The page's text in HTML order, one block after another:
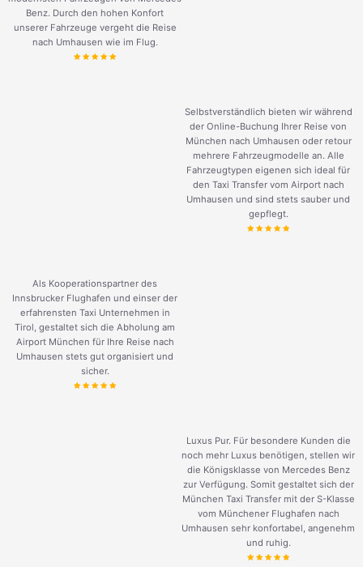
Benz. Durch den hohen Konfort
unserer Fahrzeuge vergeht die Reise
nach Umhausen wie im Flug.
Selbstverständlich bieten wir während
der Online-Buchung Ihrer Reise von
München nach Umhausen oder retour
mehrere Fahrzeugmodelle an. Alle
Fahrzeugtypen eigenen sich ideal für
den Taxi Transfer vom Airport nach
Umhausen und sind stets sauber und
gepflegt.
Als Kooperationspartner des
Innsbrucker Flughafen und einser der
erfahrensten Taxi Unternehmen in
Tirol, gestaltet sich die Abholung am
Airport München für Ihre Reise nach
Umhausen stets gut organisiert und
sicher.
Luxus Pur. Für besondere Kunden die
noch mehr Luxus benötigen, stellen wir
die Königsklasse von Mercedes Benz
zur Verfügung. Somit gestaltet sich der
München Taxi Transfer mit der S-Klasse
vom Münchener Flughafen nach
Umhausen sehr konfortabel, angenehm
und ruhig.